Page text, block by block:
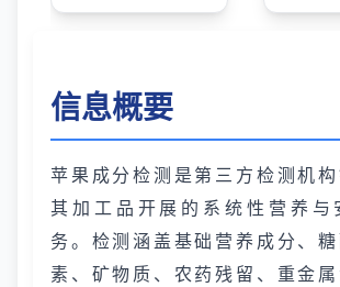
信息概要
苹果成分检测是第三方检测机
其加工品开展的系统性营养与
务。检测涵盖基础营养成分、
素、矿物质、农药残留、重金